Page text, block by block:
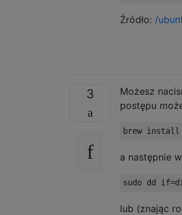
Źródło: /
3 Możesz
postępu
brew install
a następnie
sudo dd if=
lub (znając